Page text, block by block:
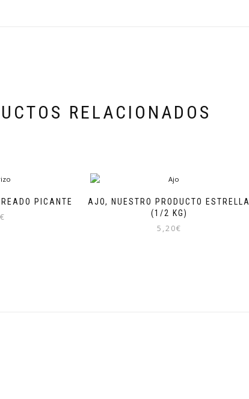
RELACIONADOS
PICANTE
€
AJO, NUESTRO PRODUCTO ESTRELLA
(1/2 KG)
5,20€